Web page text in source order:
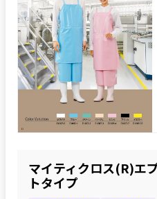
マイティクロス(R)エ
トタイプ